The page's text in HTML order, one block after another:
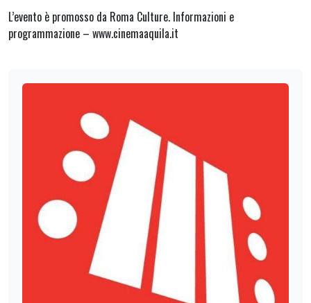
L’evento è promosso da Roma Culture. Informazioni e
programmazione – www.cinemaaquila.it